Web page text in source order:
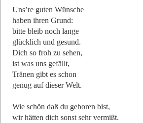
Uns’re guten Wünsche
haben ihren Grund:
bitte bleib noch lange
glücklich und gesund.
Dich so froh zu sehen,
ist was uns gefällt,
Tränen gibt es schon
genug auf dieser Welt.
Wie schön daß du geboren bist,
wir hätten dich sonst sehr vermißt.